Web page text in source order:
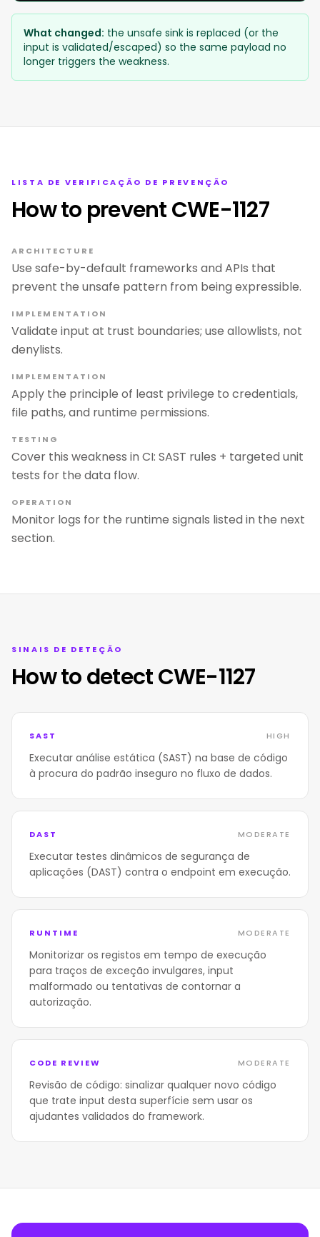
What changed: the unsafe sink is replaced (or the
input is validated/escaped) so the same payload no
longer triggers the weakness.
LISTA DE VERIFICAÇÃO DE PREVENÇÃO
How to prevent CWE-1127
ARCHITECTURE
Use safe-by-default frameworks and APIs that
prevent the unsafe pattern from being expressible.
IMPLEMENTATION
Validate input at trust boundaries; use allowlists, not
denylists.
IMPLEMENTATION
Apply the principle of least privilege to credentials,
file paths, and runtime permissions.
TESTING
Cover this weakness in CI: SAST rules + targeted unit
tests for the data flow.
OPERATION
Monitor logs for the runtime signals listed in the next
section.
SINAIS DE DETEÇÃO
How to detect CWE-1127
SAST HIGH
Executar análise estática (SAST) na base de código
à procura do padrão inseguro no fluxo de dados.
DAST MODERATE
Executar testes dinâmicos de segurança de
aplicações (DAST) contra o endpoint em execução.
RUNTIME MODERATE
Monitorizar os registos em tempo de execução
para traços de exceção invulgares, input
malformado ou tentativas de contornar a
autorização.
CODE REVIEW MODERATE
Revisão de código: sinalizar qualquer novo código
que trate input desta superfície sem usar os
ajudantes validados do framework.